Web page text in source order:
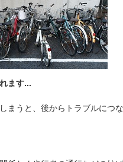
ます...
まうと、後からトラブルにつな